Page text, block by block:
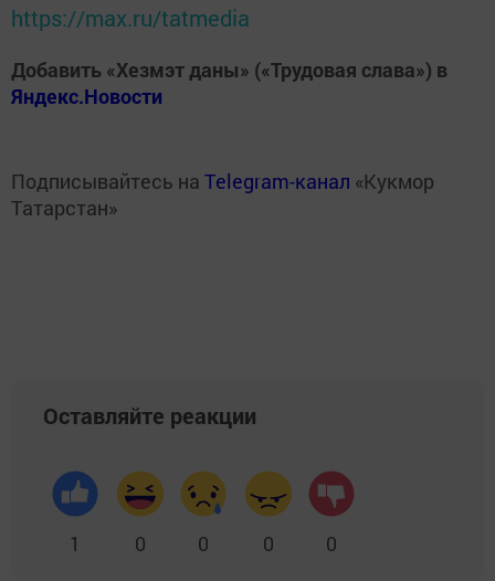
https://max.ru/tatmedia
Добавить «Хезмэт даны» («Трудовая слава») в
Яндекс.Новости
Подписывайтесь на Telegram-канал «Кукмор
Татарстан»
Оставляйте реакции
1 0 0 0 0